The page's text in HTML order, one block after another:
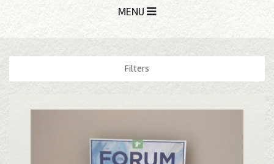
MENU
Filters